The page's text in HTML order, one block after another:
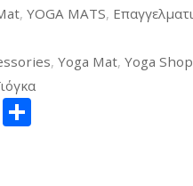
,YOGA MATS,
,Yoga Mat,Yoga Shop
Copy